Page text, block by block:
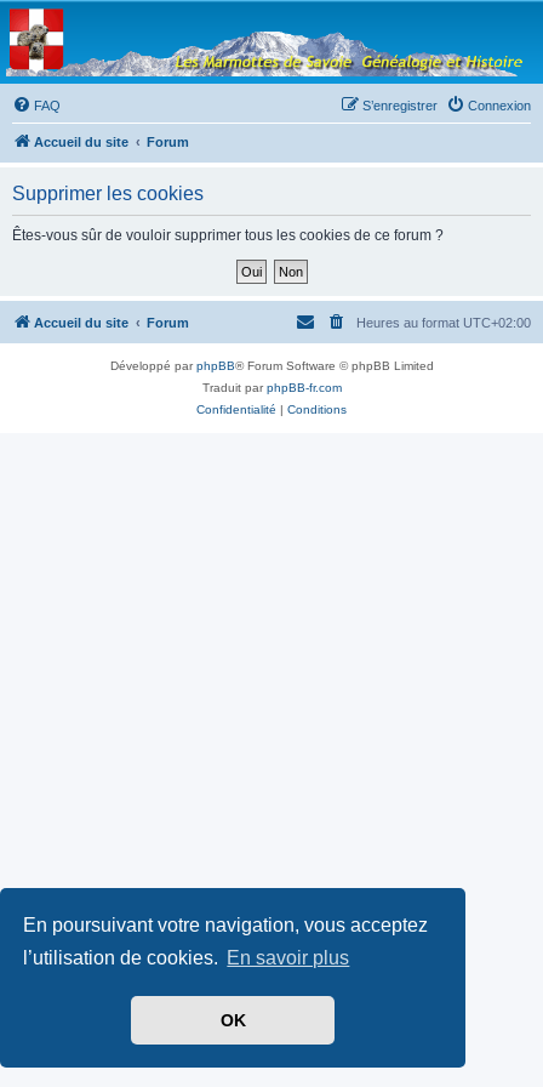
En poursuivant votre navigation, vous acceptez
l’utilisation de cookies. En savoir plus
OK
Les Marmottes de
Savoie
Forum d'entraide généalogique
FAQ
Connexion
S’enregistrer
Accueil du site Forum
Supprimer les cookies
Êtes-vous sûr de vouloir supprimer tous les cookies de ce forum ?
Accueil du site Forum Heures au format UTC+02:00
Développé parphpBB® Forum Software © phpBB Limited
Traduit parphpBB-fr.com
Confidentialité
Conditions